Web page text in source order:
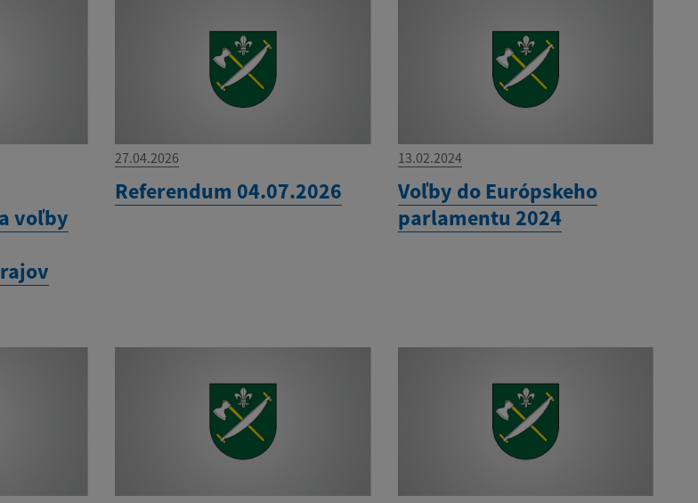
voľby
27.04.2026
Referendum 04.07.2026
13.02.2024
Voľby do Európskeho
parlamentu 2024